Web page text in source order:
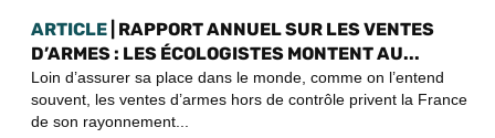
ARTICLE | RAPPORT ANNUEL SUR LES VENTES
D’ARMES : LES ÉCOLOGISTES MONTENT AU...
Loin d’assurer sa place dans le monde, comme on l’entend
souvent, les ventes d’armes hors de contrôle privent la France
de son rayonnement...